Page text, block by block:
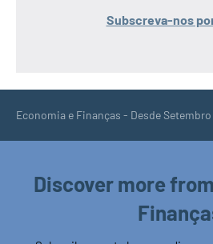
Subscreva-nos
Economia e Finanças - Desde
Discover more